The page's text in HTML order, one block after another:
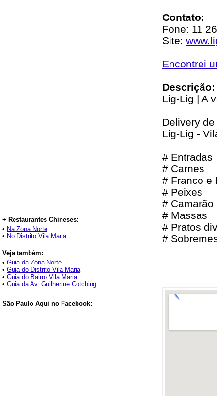
+ Restaurantes Chineses:
• Na Zona Norte
• No Distrito Vila Maria
Veja também:
• Guia da Zona Norte
• Guia do Distrito Vila Maria
• Guia do Bairro Vila Maria
• Guia da Av. Guilherme Cotching
São Paulo Aqui no Facebook:
Contato:
Fone: 11
Site:
Encontrei
Descrição:
Lig-Lig | A
Delivery
Lig-Lig -
# Entradas
# Carnes
# Franco e
# Peixes
# Camarão
# Massas
# Pratos
#